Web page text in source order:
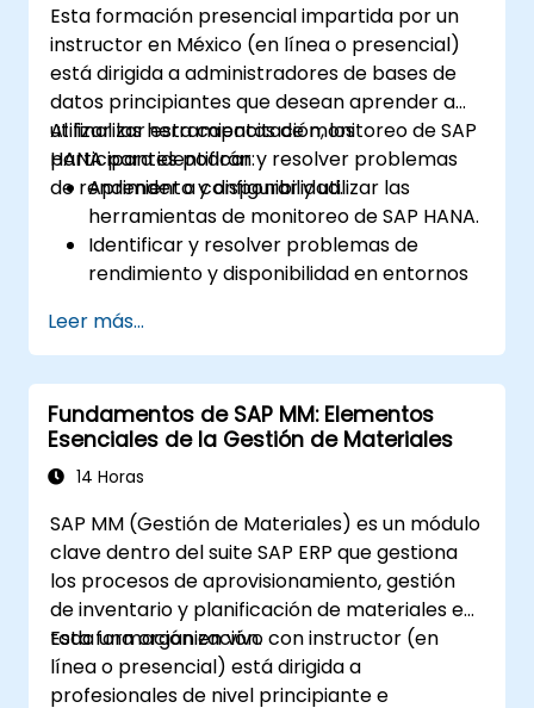
Esta formación presencial impartida por un
instructor en México (en línea o presencial)
está dirigida a administradores de bases de
datos principiantes que desean aprender a
utilizar las herramientas de monitoreo de SAP
HANA para identificar y resolver problemas
de rendimiento y disponibilidad.
Al finalizar esta capacitación, los
participantes podrán:
Aprender a configurar y utilizar las
herramientas de monitoreo de SAP HANA.
Identificar y resolver problemas de
rendimiento y disponibilidad en entornos
Optimizar el rendimiento del sistema y la
utilización de recursos.
Implementar las mejores prácticas de
monitoreo y mantenimiento para
entornos SAP HANA.
Leer más...
Fundamentos de SAP MM: Elementos
Esenciales de la Gestión de Materiales
14 Horas
SAP MM (Gestión de Materiales) es un módulo
clave dentro del suite SAP ERP que gestiona
los procesos de aprovisionamiento, gestión
de inventario y planificación de materiales en
toda una organización.
Esta formación en vivo con instructor (en
línea o presencial) está dirigida a
profesionales de nivel principiante e